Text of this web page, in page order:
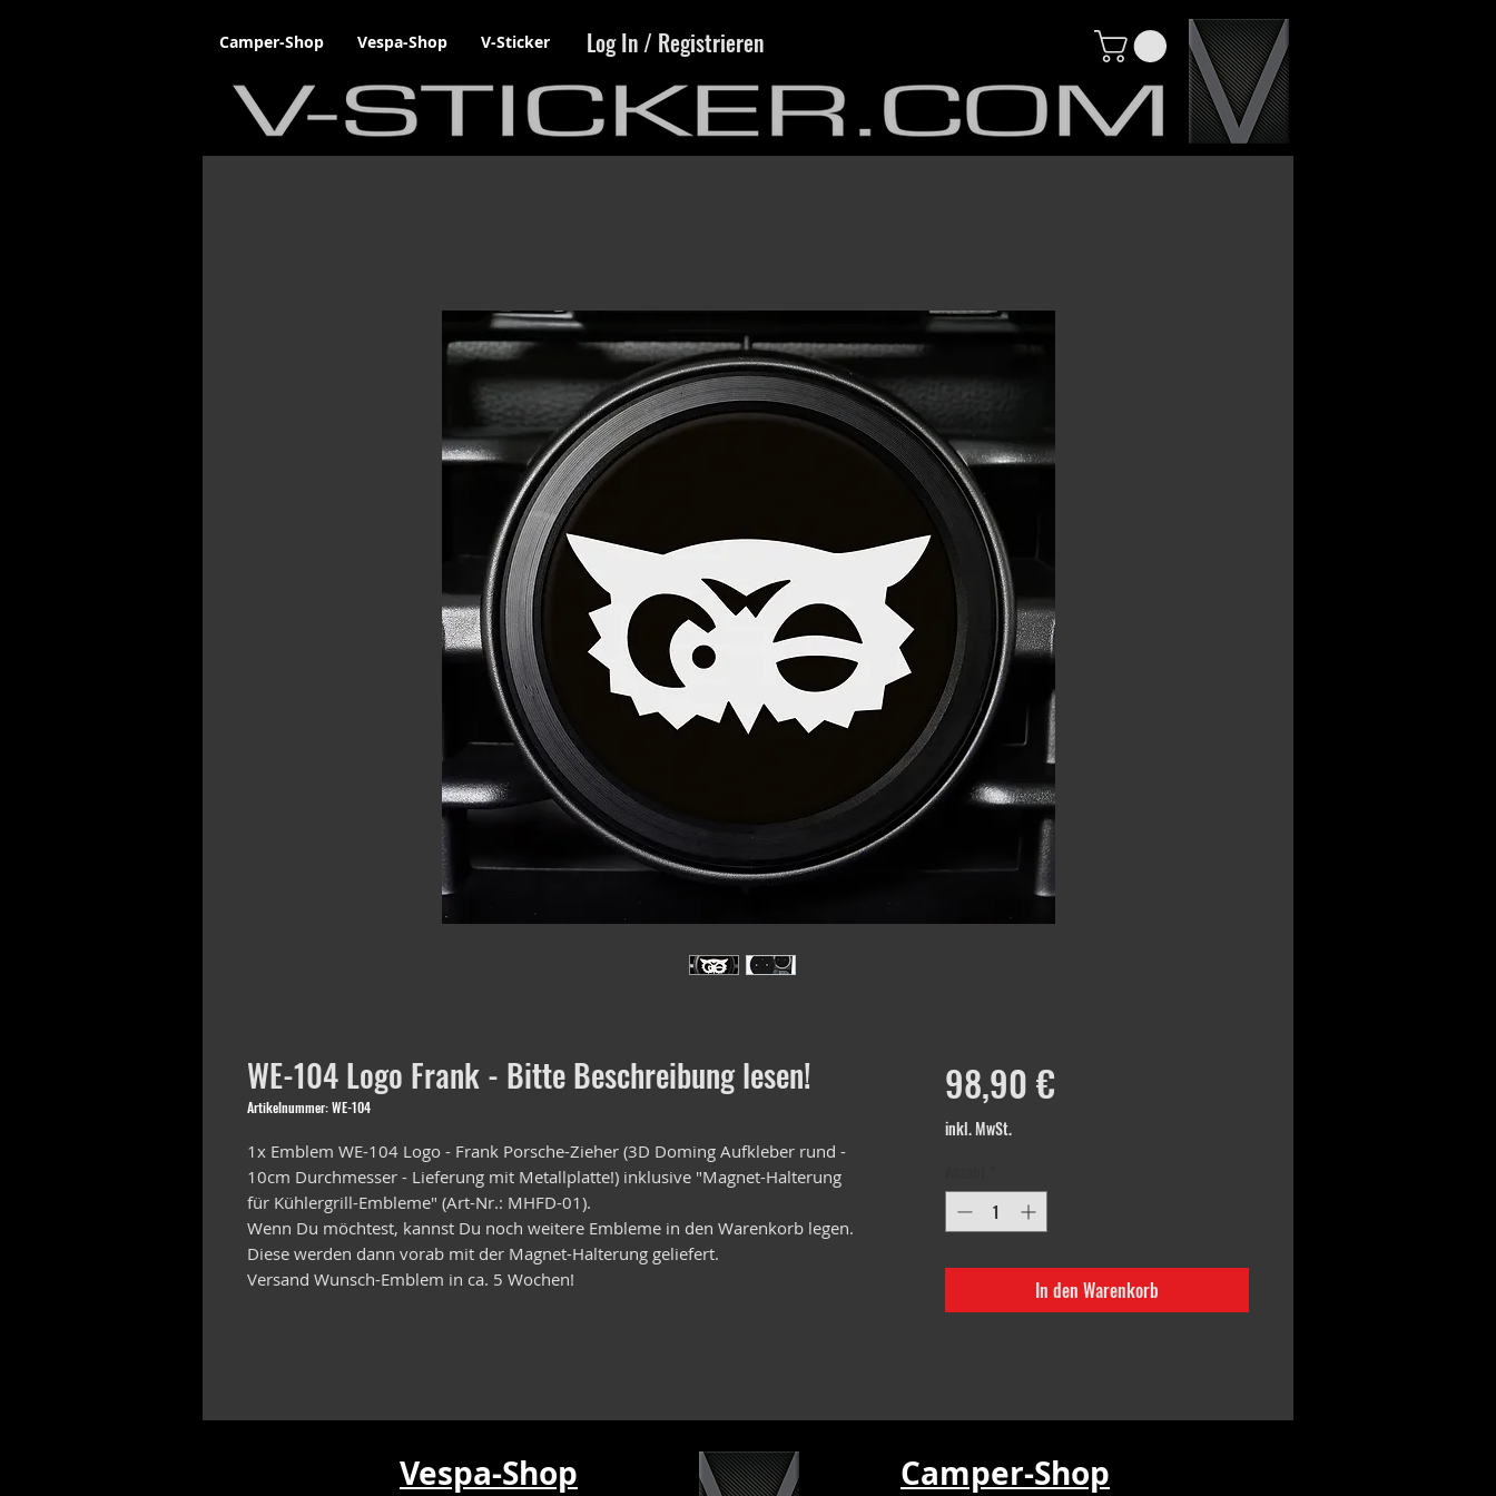
Camper-Shop Vespa-Shop V-Sticker Log In / Registrieren
WE-104 Logo Frank - Bitte Beschreibung lesen!
Artikelnummer: WE-104
1x Emblem WE-104 Logo - Frank Porsche-Zieher (3D Doming Aufkleber rund -
10cm Durchmesser - Lieferung mit Metallplatte!) inklusive "Magnet-Halterung
für Kühlergrill-Embleme" (Art-Nr.: MHFD-01).
Wenn Du möchtest, kannst Du noch weitere Embleme in den Warenkorb legen.
Diese werden dann vorab mit der Magnet-Halterung geliefert.
Versand Wunsch-Emblem in ca. 5 Wochen!
98,90 €Preis
inkl. MwSt.
In den Warenkorb
Vespa-Shop Camper-Shop